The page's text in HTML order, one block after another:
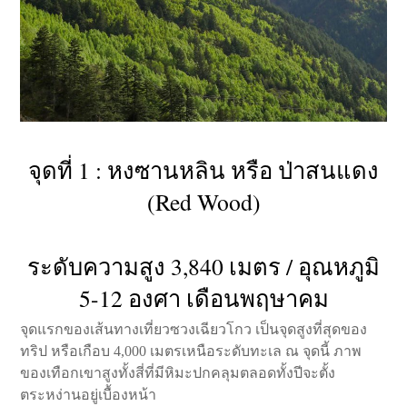
จุดที่ 1 : หงซานหลิน หรือ ป่าสนแดง
(Red Wood)
ระดับความสูง 3,840 เมตร / อุณหภูมิ
5-12 องศา เดือนพฤษาคม
จุดแรกของเส้นทางเที่ยวซวงเฉียวโกว เป็นจุดสูงที่สุดของ
ทริป หรือเกือบ 4,000 เมตรเหนือระดับทะเล ณ จุดนี้ ภาพ
ของเทือกเขาสูงทั้งสี่ที่มีหิมะปกคลุมตลอดทั้งปีจะตั้ง
ตระหง่านอยู่เบื้องหน้า